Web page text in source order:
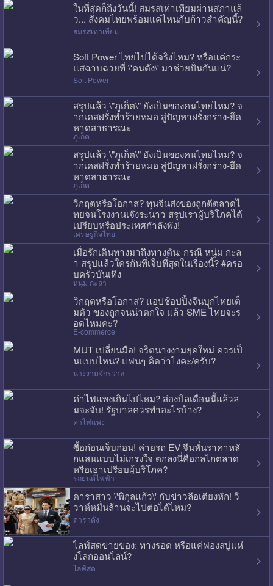
ในที่สุดก็ถึงวันนี้! สมรสเท่าเทียมผ่านสภาแล้
ว... สังคมไทยพร้อมแค่ไหนกับก้าวสำคัญนี้?
สมรสเท่าเทียม
Soft Power ไทยไปได้จริงไหม? หรือแค่กระ
แสฉาบฉวยที่ \'คนดัง\' มาช่วยปั่นกันแน่?
Soft Power
สรุปแล้ว \"ภูเก็ต\" ยังเป็นของคนไทยไหม? จ
ากเคสฝรั่งทำร้ายหมอ สู่ปัญหาฝรั่งกร่าง-ยึด
หาดสาธารณะ
ภูเก็ต
สรุปแล้ว \"ภูเก็ต\" ยังเป็นของคนไทยไหม? จ
ากเคสฝรั่งทำร้ายหมอ สู่ปัญหาฝรั่งกร่าง-ยึด
หาดสาธารณะ
ภูเก็ต
วิกฤตหรือโอกาส? ทุนจีนส่งของถูกตีตลาดไ
ทยจนโรงงานเจ๊งระนาว สรุปเราผู้บริโภคได้
เปรียบหรือประเทศกำลังพัง!
เศรษฐกิจไทย
เมื่อรักเดินทางมาถึงทางตัน: กรณี หนุ่ม กะล
า สรุปแล้วใครกันที่เจ็บที่สุดในเรื่องนี้? #ครอ
บครัวบันเทิง
หนุ่ม กะลา
วิกฤตหรือโอกาส? แอปช้อปปิ้งจีนบุกไทยเต็
มตัว ของถูกจนน่าตกใจ แล้ว SME ไทยจะร
อดไหมคะ?
E-commerce
MUT เปลี่ยนมือ! จริตนางงามยุคใหม่ ควรเป็
นแบบไหน? แฟนๆ คิดว่าไงคะ/ครับ?
นางงามจักรวาล
ค่าไฟแพงเกินไปไหม? ส่องบิลเดือนนี้แล้วล
มจะจับ! รัฐบาลควรทำอะไรบ้าง?
ค่าไฟแพง
ซื้อก่อนเจ็บก่อน! ค่ายรถ EV จีนหั่นราคาหลั
กแสนแบบไม่เกรงใจ ตกลงนี่คือกลไกตลาด
หรือเอาเปรียบผู้บริโภค?
รถยนต์ไฟฟ้า
ดาราสาว \'พิกุลแก้ว\' กับข่าวลือเตียงหัก! วิ
วาห์หมื่นล้านจะไปต่อได้ไหม?
ดาราดัง
ไลฟ์สดขายของ: ทางรอด หรือแค่ฟองสบู่แห่
งโลกออนไลน์?
ไลฟ์สด